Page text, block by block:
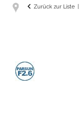
Zurück zur Liste